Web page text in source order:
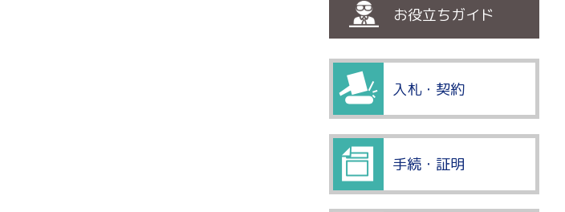
お役立ちガイド
入札・契約
手続・証明